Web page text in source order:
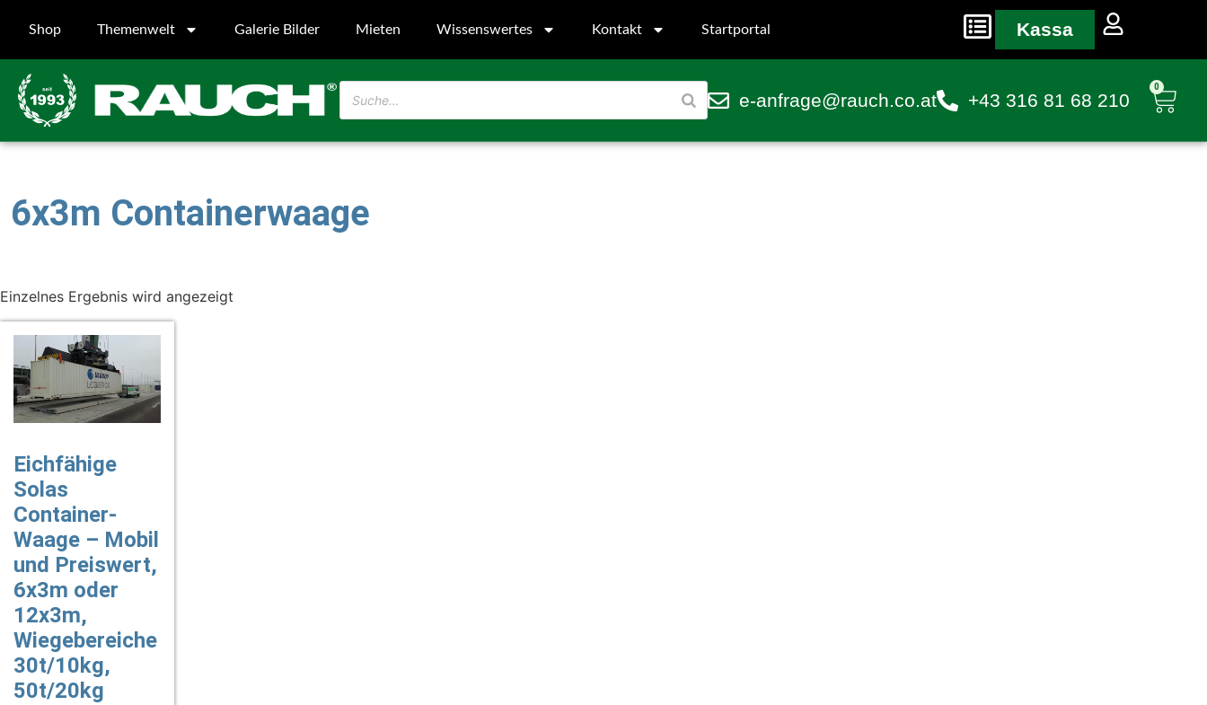
Shop Themenwelt Galerie Bilder Mieten Wissenswertes Kontakt Startportal Kassa
e-anfrage@rauch.co.at +43 316 81 68 210
0
6x3m Containerwaage
Einzelnes Ergebnis wird angezeigt
Eichfähige
Solas
Container-
Waage – Mobil
und Preiswert,
6x3m oder
12x3m,
Wiegebereiche
30t/10kg,
50t/20kg